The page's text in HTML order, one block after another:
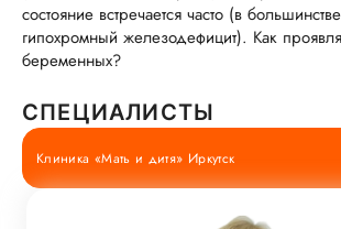
состояние встречается часто (в
гипохромный железодефицит). Как
беременных?
СПЕЦИАЛИСТЫ
Клиника «Мать и дитя» Иркутск